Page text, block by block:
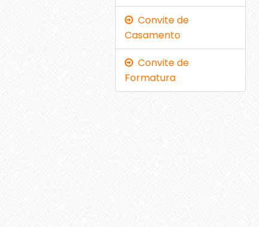
Convite de
Casamento
Convite de
Formatura